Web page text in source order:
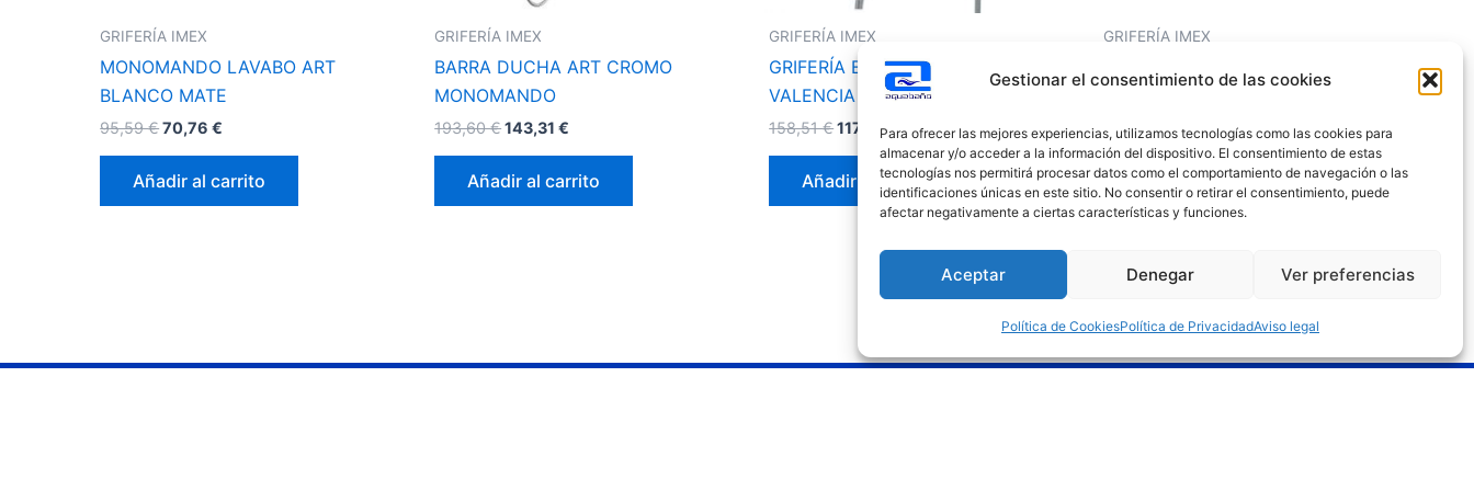
Gestionar el consentimiento de las cookies
Para ofrecer las mejores experiencias, utilizamos tecnologías como las cookies para
almacenar y/o acceder a la información del dispositivo. El consentimiento de estas
tecnologías nos permitirá procesar datos como el comportamiento de navegación o las
identificaciones únicas en este sitio. No consentir o retirar el consentimiento, puede
afectar negativamente a ciertas características y funciones.
Aceptar Denegar Ver preferencias
Política de CookiesPolítica de PrivacidadAviso legal
GRIFERÍA IMEX
MONOMANDO LAVABO ART
BLANCO MATE
95,59€70,76€
Añadir al carrito
GRIFERÍA IMEX
BARRA DUCHA ART CROMO
MONOMANDO
193,60€143,31€
Añadir al carrito
GRIFERÍA IMEX
GRIFERÍA BAÑO- DUCHA
VALENCIA CROMO
158,51€117,33€
Añadir al carrito
GRIFERÍA IMEX
MONOMANDO LAVABO ART
87,12€64,49€
Añadir al carrito